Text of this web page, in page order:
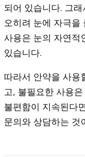
되어 있습니다. 그
오히려 눈에 자극
사용은 눈의 자연적
있습니다.
따라서 안약을 사용
고, 불필요한 사용
불편함이 지속된다
문의와 상담하는 것